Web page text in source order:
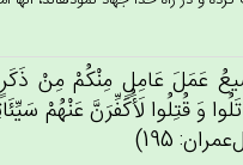
عَمَل‌َ عَامِل‌ٍ مِنْكُمْ‌ مِنْ‌
وَ قُتِلُوا لَأَُكَفِّرَن‌َّ عَنْهُمْ‌
195)